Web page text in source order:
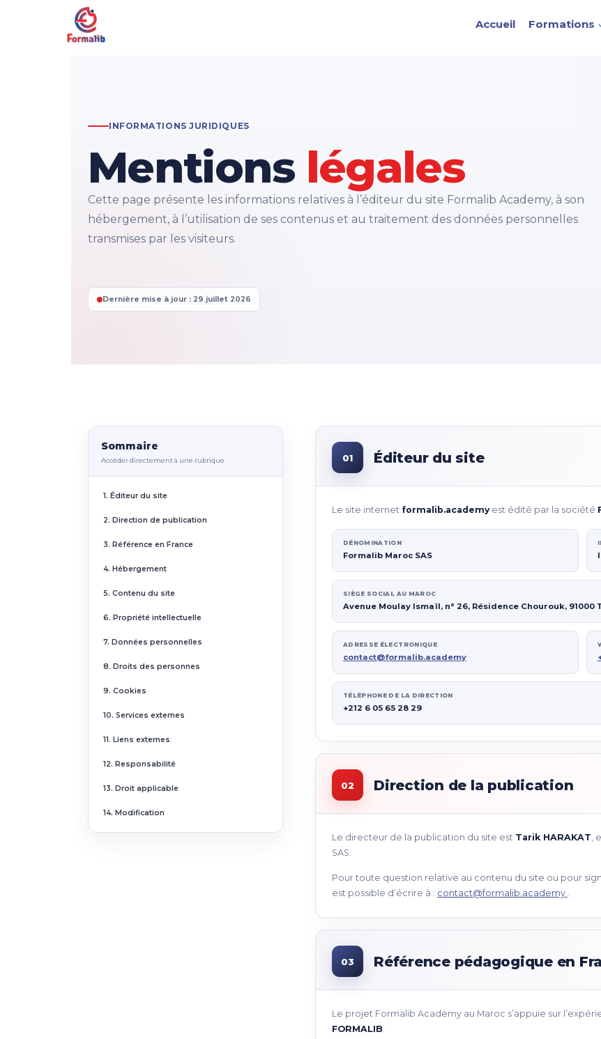
Accueil Formations
INFORMATIONS JURIDIQUES
Mentions légales
Cette page présente les informations relatives à l’éditeur du site Formalib Academy, à son
hébergement, à l’utilisation de ses contenus et au traitement des données personnelles
transmises par les visiteurs.
Dernière mise à jour : 29 juillet 2026
Sommaire
Accéder directement à une rubrique
1. Éditeur du site
2. Direction de publication
3. Référence en France
4. Hébergement
5. Contenu du site
6. Propriété intellectuelle
7. Données personnelles
8. Droits des personnes
9. Cookies
10. Services externes
11. Liens externes
12. Responsabilité
13. Droit applicable
14. Modification
01 Éditeur du site
Le site internet formalib.academyest édité par la société
DÉNOMINATION
Formalib Maroc SAS
SIÈGE SOCIAL AU MAROC
Avenue Moulay Ismaïl, n° 26, Résidence Chourouk, 91000
ADRESSE ÉLECTRONIQUE
contact@formalib.academy
TÉLÉPHONE DE LA DIRECTION
+212 6 05 65 28 29
02 Direction de la publication
Le directeur de la publication du site est Tarik HARAKAT,
SAS.
Pour toute question relative au contenu du site ou pour
est possible d’écrire à : contact@formalib.academy .
03 Référence pédagogique en
Le projet Formalib Academy au Maroc s’appuie sur
FORMALIB.